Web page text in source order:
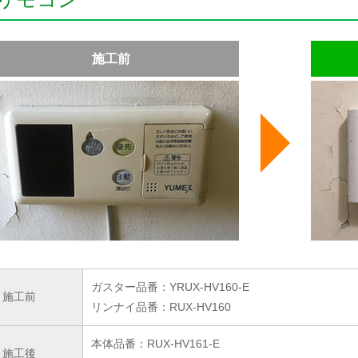
施工前
施工前
ガスター品番：YRUX-HV160-E
リンナイ品番：RUX-HV160
施工後
本体品番：RUX-HV161-E